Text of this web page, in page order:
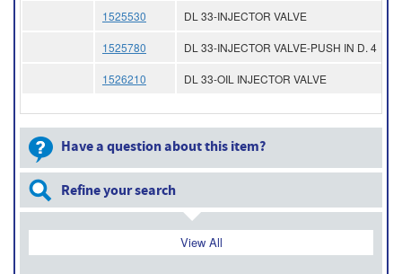
1525530 DL 33-INJECTOR VALVE
1525780 DL 33-INJECTOR VALVE-PUSH IN D. 4
1526210 DL 33-OIL INJECTOR VALVE
Have a question about this item?
Refine your search
View All